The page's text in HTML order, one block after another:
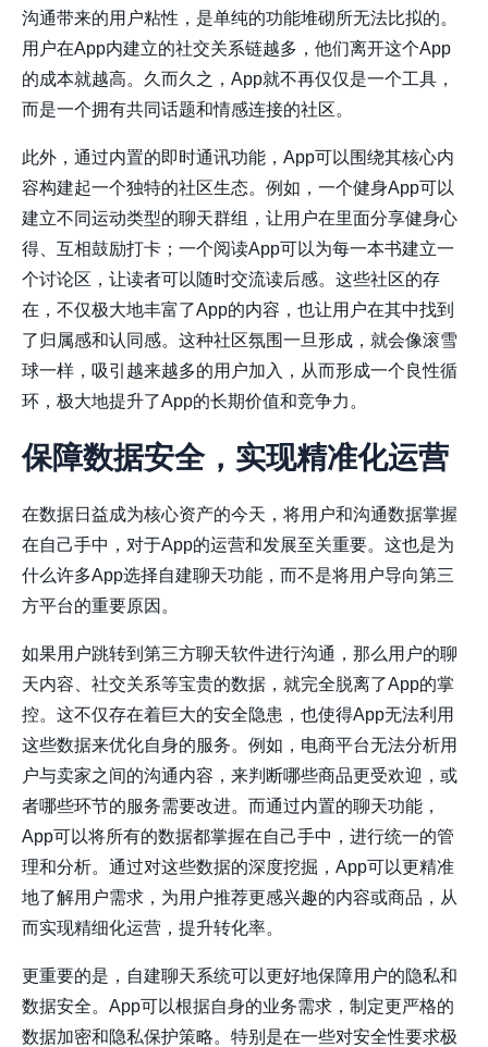
沟通带来的用户粘性，是单纯的功能堆砌所无法比拟的。
用户在App内建立的社交关系链越多，他们离开这个App
的成本就越高。久而久之，App就不再仅仅是一个工具，
而是一个拥有共同话题和情感连接的社区。
此外，通过内置的即时通讯功能，App可以围绕其核心内
容构建起一个独特的社区生态。例如，一个健身App可以
建立不同运动类型的聊天群组，让用户在里面分享健身心
得、互相鼓励打卡；一个阅读App可以为每一本书建立一
个讨论区，让读者可以随时交流读后感。这些社区的存
在，不仅极大地丰富了App的内容，也让用户在其中找到
了归属感和认同感。这种社区氛围一旦形成，就会像滚雪
球一样，吸引越来越多的用户加入，从而形成一个良性循
环，极大地提升了App的长期价值和竞争力。
保障数据安全，实现精准化运营
在数据日益成为核心资产的今天，将用户和沟通数据掌握
在自己手中，对于App的运营和发展至关重要。这也是为
什么许多App选择自建聊天功能，而不是将用户导向第三
方平台的重要原因。
如果用户跳转到第三方聊天软件进行沟通，那么用户的聊
天内容、社交关系等宝贵的数据，就完全脱离了App的掌
控。这不仅存在着巨大的安全隐患，也使得App无法利用
这些数据来优化自身的服务。例如，电商平台无法分析用
户与卖家之间的沟通内容，来判断哪些商品更受欢迎，或
者哪些环节的服务需要改进。而通过内置的聊天功能，
App可以将所有的数据都掌握在自己手中，进行统一的管
理和分析。通过对这些数据的深度挖掘，App可以更精准
地了解用户需求，为用户推荐更感兴趣的内容或商品，从
而实现精细化运营，提升转化率。
更重要的是，自建聊天系统可以更好地保障用户的隐私和
数据安全。App可以根据自身的业务需求，制定更严格的
数据加密和隐私保护策略。特别是在一些对安全性要求极